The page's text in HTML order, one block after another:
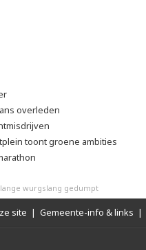
overleden
toont groene ambities
wurgslang gedumpt
site | Gemeente-info & links |